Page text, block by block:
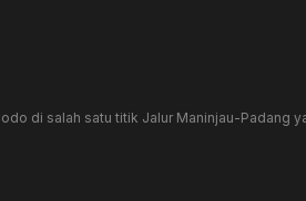
di salah satu titik Jalur Maninjau-Padang